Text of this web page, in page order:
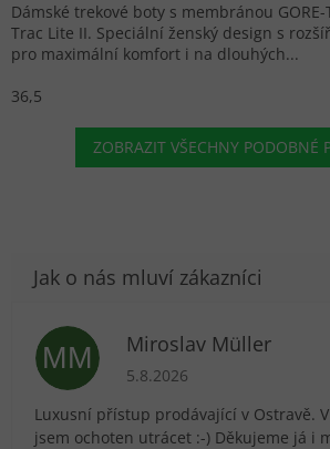
Dámské trekové boty s membránou
Trac Lite II. Speciální ženský design s
pro maximální komfort i na dlouhých...
36,5
ZOBRAZIT VŠECHNY PODOBNÉ
MM Miroslav Müller
Hodnocení obchodu je 5 z 5
5.8.2026
Luxusní přístup prodávající v Ostravě.
jsem ochoten utrácet :-) Děkujeme já i